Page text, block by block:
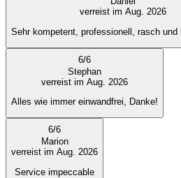
verreist im Aug. 2026
Sehr kompetent, professionell, rasch und
6/6
Stephan
verreist im Aug. 2026
Alles wie immer einwandfrei, Danke!
6/6
Marion
verreist im Aug. 2026
Service impeccable